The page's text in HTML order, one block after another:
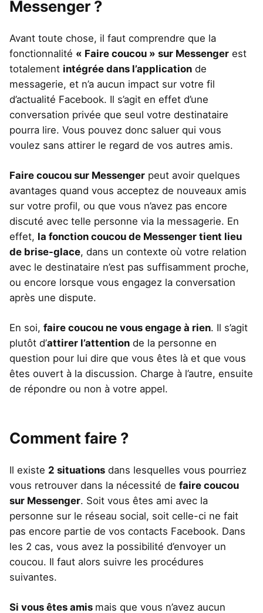
Messenger ?
Avant toute chose, il faut comprendre que la
fonctionnalité « Faire coucou » sur Messenger est
totalement intégrée dans l’application de
messagerie, et n’a aucun impact sur votre fil
d’actualité Facebook. Il s’agit en effet d’une
conversation privée que seul votre destinataire
pourra lire. Vous pouvez donc saluer qui vous
voulez sans attirer le regard de vos autres amis.
Faire coucou sur Messenger peut avoir quelques
avantages quand vous acceptez de nouveaux amis
sur votre profil, ou que vous n’avez pas encore
discuté avec telle personne via la messagerie. En
effet, la fonction coucou de Messenger tient lieu
de brise-glace, dans un contexte où votre relation
avec le destinataire n’est pas suffisamment proche,
ou encore lorsque vous engagez la conversation
après une dispute.
En soi, faire coucou ne vous engage à rien. Il s’agit
plutôt d’attirer l’attention de la personne en
question pour lui dire que vous êtes là et que vous
êtes ouvert à la discussion. Charge à l’autre, ensuite
de répondre ou non à votre appel.
Comment faire ?
Il existe 2 situations dans lesquelles vous pourriez
vous retrouver dans la nécessité de faire coucou
sur Messenger. Soit vous êtes ami avec la
personne sur le réseau social, soit celle-ci ne fait
pas encore partie de vos contacts Facebook. Dans
les 2 cas, vous avez la possibilité d’envoyer un
coucou. Il faut alors suivre les procédures
suivantes.
Si vous êtes amis mais que vous n’avez aucun